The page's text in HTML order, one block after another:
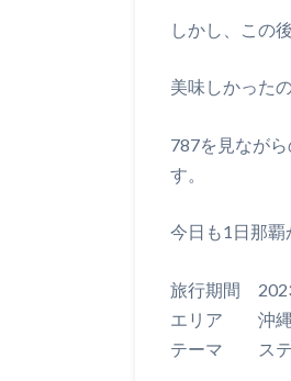
しかし、この
美味しかった
787を見なが
す。
今日も1日那覇
旅行期間
エリア 沖縄
テーマ ステ